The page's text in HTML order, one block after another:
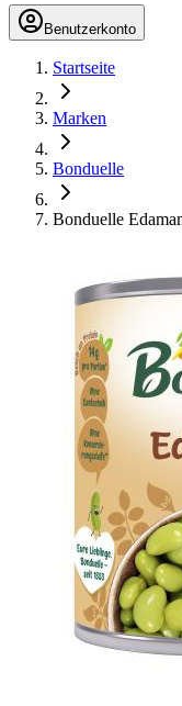
Benutzerkonto
Startseite
Marken
Bonduelle
Bonduelle